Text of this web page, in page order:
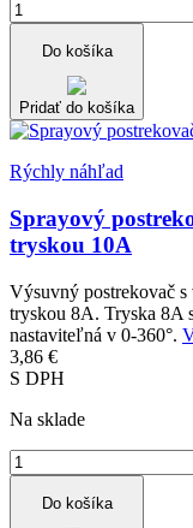
Do košíka
Pridať do košíka
Rýchly náhľad
Sprayový
tryskou 10A
Výsuvný postrekovač
tryskou 8A. Tryska 8A
nastaviteľná v 0-360°.
3,86 €
S DPH
Na sklade
Do košíka